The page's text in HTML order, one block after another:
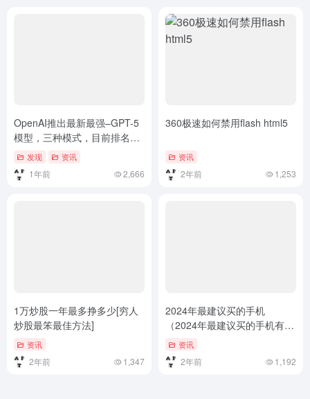
OpenAI推出最新最强–GPT-5
模型，三种模式，目前排名榜
首 发现 资讯
1年前 2,666
360极速如何禁用flash html5
资讯
2年前 1,253
1万炒股一年最多挣多少[穷人
炒股最笨最佳方法]
资讯
2年前 1,347
2024年最建议买的手机
（2024年最建议买的手机有哪
些，2024年手机性价比排行榜
前十名！）2024年最建议买的
手机有哪些，2024年手机性价
资讯
2年前 1,192